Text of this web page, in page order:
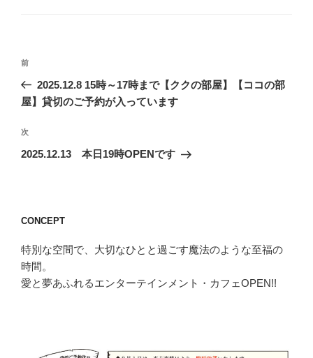
投
ナ
ゲ
ー
前
の
投
前
2025.12.8 15時～17時まで【ククの部屋】【ココの部
屋】貸切のご予約が入っています
次
の
次
2025.12.13 本日19時OPENです
CONCEPT
特別な空間で、大切なひとと過ごす魔法のような至福の
時間。
愛と夢あふれるエンターテインメント・カフェOPEN!!